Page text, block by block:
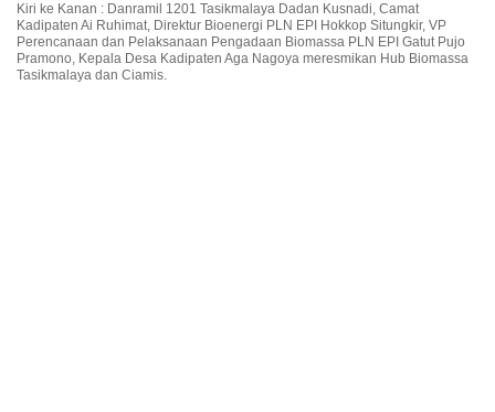
Kiri ke Kanan : Danramil 1201 Tasikmalaya Dadan Kusnadi⁠, Camat
Kadipaten Ai Ruhimat⁠, Direktur Bioenergi PLN EPI Hokkop Situngkir, VP
Perencanaan dan Pelaksanaan Pengadaan Biomassa PLN EPI Gatut Pujo
Pramono, ⁠Kepala Desa Kadipaten Aga Nagoya meresmikan Hub Biomassa
Tasikmalaya dan Ciamis.